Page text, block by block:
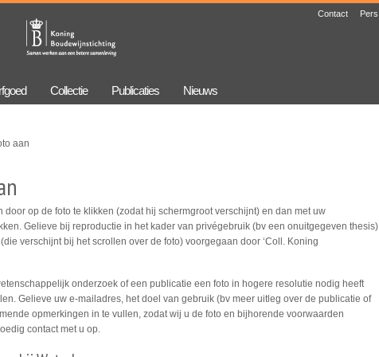
Contact Pers
Collectie Publicaties Nieuws
aan
door op de foto te klikken (zodat hij schermgroot verschijnt) en dan met uw
Gelieve bij reproductie in het kader van privégebruik (bv een onuitgegeven thesis)
verschijnt bij het scrollen over de foto) voorgegaan door ‘Coll. Koning
onderzoek of een publicatie een foto in hogere resolutie nodig heeft
Gelieve uw e-mailadres, het doel van gebruik (bv meer uitleg over de publicatie of
opmerkingen in te vullen, zodat wij u de foto en bijhorende voorwaarden
contact met u op.